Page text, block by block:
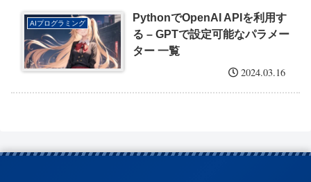
AIプログラミング
PythonでOpenAI APIを利用す
る – GPTで設定可能なパラメー
ター 一覧
2024.03.16